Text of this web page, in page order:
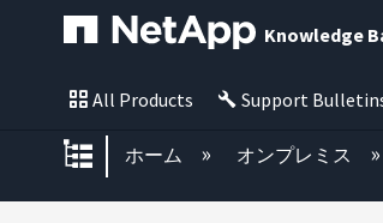
Knowledge
All Products Support
グローバル階層を
ホーム オンプレミス